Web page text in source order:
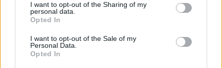
I want to opt-out of the Sharing of my
personal data.
Opted In
I want to opt-out of the Sale of my
Personal Data.
Opted In